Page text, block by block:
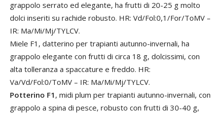
grappolo serrato ed elegante, ha frutti di 20-25 g molto
dolci inseriti su rachide robusto. HR: Vd/Fol:0,1/For/ToMV –
IR: Ma/Mi/Mj/TYLCV.
Miele F1, datterino per trapianti autunno-invernali, ha
grappolo elegante con frutti di circa 18 g, dolcissimi, con
alta tolleranza a spaccature e freddo. HR:
Va/Vd/Fol:0/ToMV – IR: Ma/Mi/Mj/TYLCV.
Potterino F1 , midi plum per trapianti autunno-invernali, con
grappolo a spina di pesce, robusto con frutti di 30-40 g,